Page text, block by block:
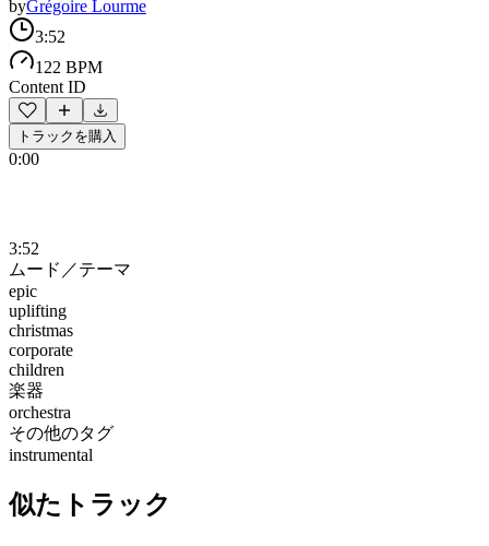
byGrégoire Lourme
3:52
122 BPM
Content ID
トラックを購入
0:00
3:52
ムード／テーマ
epic
uplifting
christmas
corporate
children
楽器
orchestra
その他のタグ
instrumental
似たトラック